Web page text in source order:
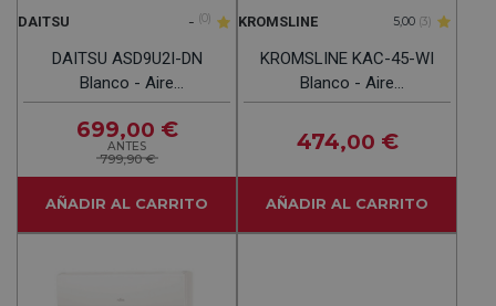
DAITSU - (0)
DAITSU ASD9U2I-DN
Blanco - Aire
Acondicionado Split 2x1
2150 Frig Y 2400 Kcal
699,00 €
ANTES
799,90 €
AÑADIR AL CARRITO
KROMSLINE 5,00 (3)
KROMSLINE KAC-45-WI
Blanco - Aire
Acondicionado Split 4300
Frig / 4540 Kcal
474,00 €
AÑADIR AL CARRITO